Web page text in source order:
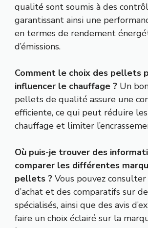
qualité sont soumis à des
garantissant ainsi une
en termes de rendement
d’émissions.
Comment le choix des pellets
influencer le chauffage ? Un
pellets de qualité assure une
efficiente, ce qui peut réduire
chauffage et limiter
Où puis-je trouver des
comparer les différentes
pellets ? Vous pouvez
d’achat et des comparatifs sur
spécialisés, ainsi que des avis
faire un choix éclairé sur la